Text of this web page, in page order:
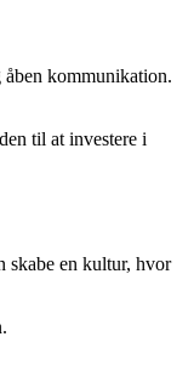
kommunikation.
til at investere i
skabe en kultur, hvor